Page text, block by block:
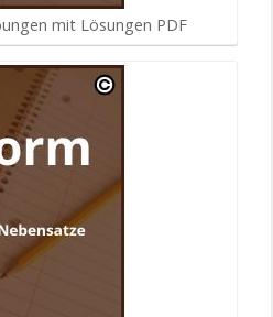
mit Lösungen PDF